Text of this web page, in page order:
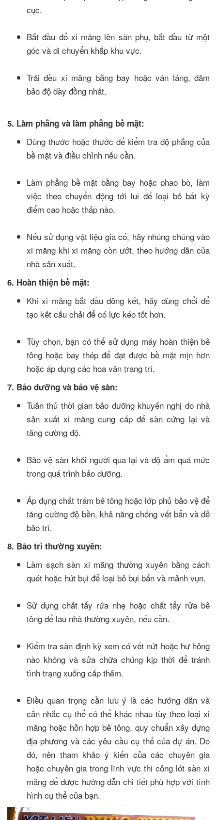
cục.
Bắt đầu đổ xi măng lên sàn phụ, bắt đầu từ một
góc và di chuyển khắp khu vực.
Trải đều xi măng bằng bay hoặc ván láng, đảm
bảo độ dày đồng nhất.
5. Làm phẳng và làm phẳng bề mặt:
Dùng thước hoặc thước để kiểm tra độ phẳng của
bề mặt và điều chỉnh nếu cần.
Làm phẳng bề mặt bằng bay hoặc phao bò, làm
việc theo chuyển động tới lui để loại bỏ bất kỳ
điểm cao hoặc thấp nào.
Nếu sử dụng vật liệu gia cố, hãy nhúng chúng vào
xi măng khi xi măng còn ướt, theo hướng dẫn của
nhà sản xuất.
6. Hoàn thiện bề mặt:
Khi xi măng bắt đầu đông kết, hãy dùng chổi để
tạo kết cấu chải để có lực kéo tốt hơn.
Tùy chọn, bạn có thể sử dụng máy hoàn thiện bê
tông hoặc bay thép để đạt được bề mặt mịn hơn
hoặc áp dụng các hoa văn trang trí.
7. Bảo dưỡng và bảo vệ sàn:
Tuân thủ thời gian bảo dưỡng khuyến nghị do nhà
sản xuất xi măng cung cấp để sàn cứng lại và
tăng cường độ.
Bảo vệ sàn khỏi người qua lại và độ ẩm quá mức
trong quá trình bảo dưỡng.
Áp dụng chất trám bê tông hoặc lớp phủ bảo vệ để
tăng cường độ bền, khả năng chống vết bẩn và dễ
bảo trì.
8. Bảo trì thường xuyên:
Làm sạch sàn xi măng thường xuyên bằng cách
quét hoặc hút bụi để loại bỏ bụi bẩn và mảnh vụn.
Sử dụng chất tẩy rửa nhẹ hoặc chất tẩy rửa bê
tông để lau nhà thường xuyên, nếu cần.
Kiểm tra sàn định kỳ xem có vết nứt hoặc hư hỏng
nào không và sửa chữa chúng kịp thời để tránh
tình trạng xuống cấp thêm.
Điều quan trọng cần lưu ý là các hướng dẫn và
cân nhắc cụ thể có thể khác nhau tùy theo loại xi
măng hoặc hỗn hợp bê tông, quy chuẩn xây dựng
địa phương và các yêu cầu cụ thể của dự án. Do
đó, nên tham khảo ý kiến của các chuyên gia
hoặc chuyên gia trong lĩnh vực thi công lót sàn xi
măng để được hướng dẫn chi tiết phù hợp với tình
hình cụ thể của bạn.